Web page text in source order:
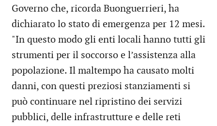
Governo che, ricorda Buonguerrieri, ha
dichiarato lo stato di emergenza per 12 mesi.
"In questo modo gli enti locali hanno tutti gli
strumenti per il soccorso e l’assistenza alla
popolazione. Il maltempo ha causato molti
danni, con questi preziosi stanziamenti si
può continuare nel ripristino dei servizi
pubblici, delle infrastrutture e delle reti